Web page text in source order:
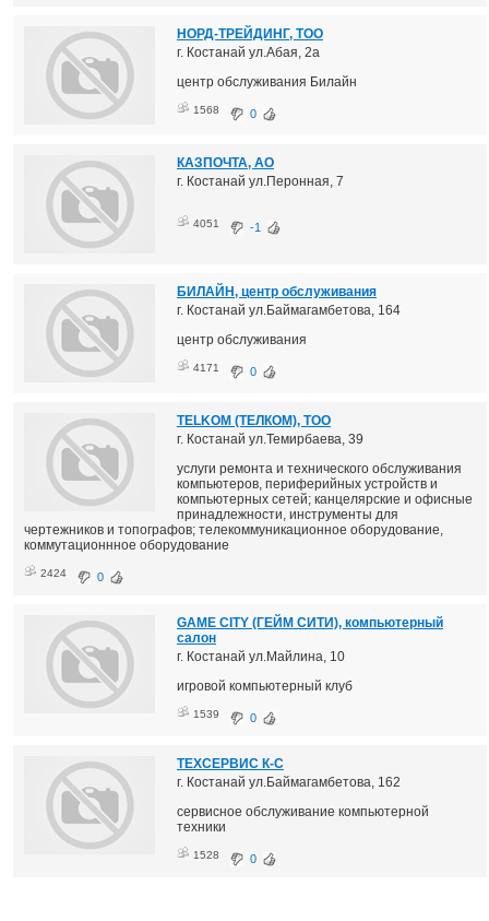
НОРД-ТРЕЙДИНГ, ТОО
г. Костанай ул.Абая, 2а
центр обслуживания Билайн
1568 0
КАЗПОЧТА, АО
г. Костанай ул.Перонная, 7
4051 -1
БИЛАЙН, центр обслуживания
г. Костанай ул.Баймагамбетова, 164
центр обслуживания
4171 0
TELKOM (ТЕЛКОМ), ТОО
г. Костанай ул.Темирбаева, 39
услуги ремонта и технического обслуживания
компьютеров, периферийных устройств и
компьютерных сетей; канцелярские и офисные
принадлежности, инструменты для
чертежников и топографов; телекоммуникационное оборудование,
коммутационнное оборудование
2424 0
GAME CITY (ГЕЙМ СИТИ), компьютерный
салон
г. Костанай ул.Майлина, 10
игровой компьютерный клуб
1539 0
ТЕХСЕРВИС К-С
г. Костанай ул.Баймагамбетова, 162
сервисное обслуживание компьютерной
техники
1528 0